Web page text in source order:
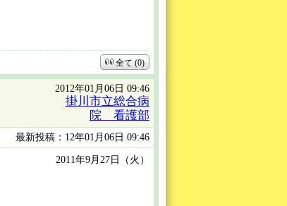
全て (0)
2012年01月06日 09:46
掛川市立総合病
院 看護部
最新投稿：12年01月06日 09:46
2011年9月27日（火）